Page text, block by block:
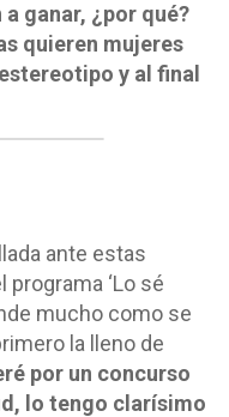
ganar, ¿por qué?
quieren mujeres
y al final
ante estas
programa ‘Lo sé
mucho como se
la lleno de
por un concurso
lo tengo clarísimo